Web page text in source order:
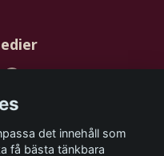
nyhetsbrev
det innehåll som
få bästa tänkbara